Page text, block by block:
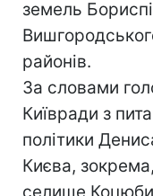
земель
районів.
За словами
Київради з
політики
Києва,